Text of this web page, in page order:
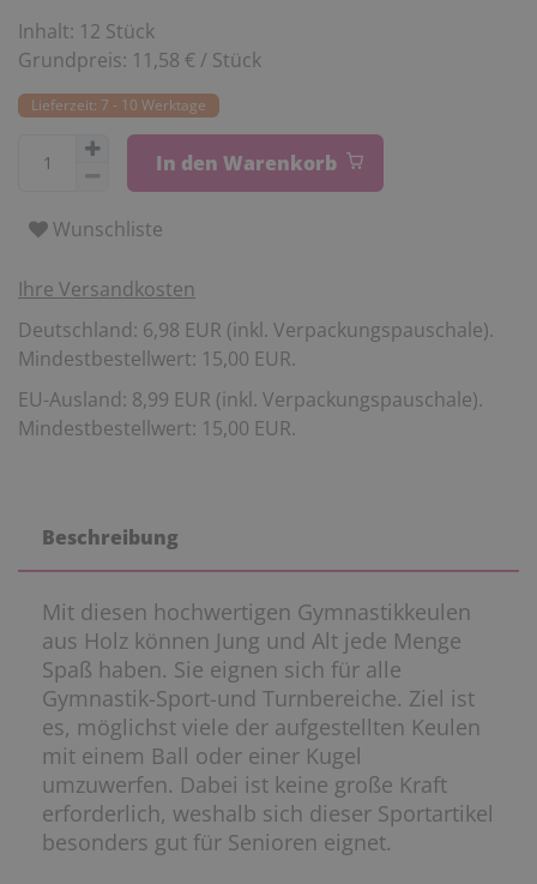
Inhalt: 12 Stück
Grundpreis: 11,58 € / Stück
Lieferzeit: 7 - 10 Werktage
In den Warenkorb
Wunschliste
Ihre Versandkosten
Deutschland: 6,98 EUR (inkl. Verpackungspauschale).
Mindestbestellwert: 15,00 EUR.
EU-Ausland: 8,99 EUR (inkl. Verpackungspauschale).
Mindestbestellwert: 15,00 EUR.
Beschreibung
Mit diesen hochwertigen Gymnastikkeulen
aus Holz können Jung und Alt jede Menge
Spaß haben. Sie eignen sich für alle
Gymnastik-Sport-und Turnbereiche. Ziel ist
es, möglichst viele der aufgestellten Keulen
mit einem Ball oder einer Kugel
umzuwerfen. Dabei ist keine große Kraft
erforderlich, weshalb sich dieser Sportartikel
besonders gut für Senioren eignet.